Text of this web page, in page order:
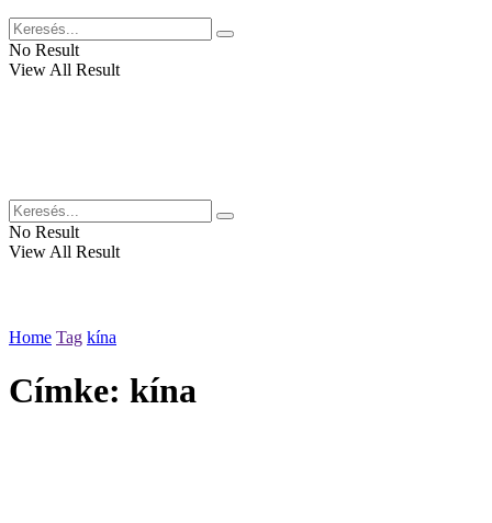
No Result
View All Result
No Result
View All Result
Home Tag kína
Címke: kína